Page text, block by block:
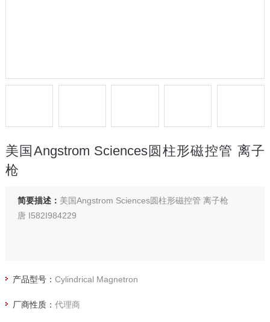
美国Angstrom Sciences圆柱形磁控管 离子
枪
简要描述： 美国Angstrom Sciences圆柱形磁控管 离子枪
唐 I582I984229
产品型号： Cylindrical Magnetron
厂商性质： 代理商